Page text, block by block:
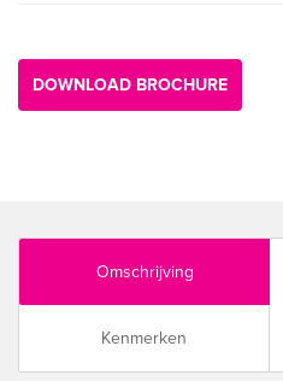
DOWNLOAD BROCHURE
Omschrijving
Kenmerken